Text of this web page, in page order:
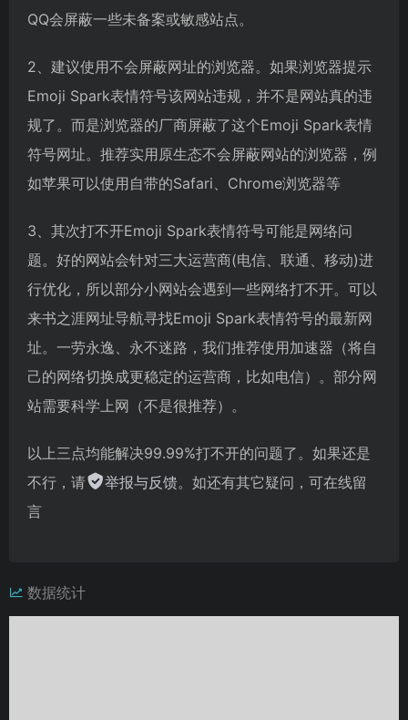
QQ会屏蔽一些未备案或敏感站点。
2、建议使用不会屏蔽网址的浏览器。如果浏览器提示
Emoji Spark表情符号该网站违规，并不是网站真的违
规了。而是浏览器的厂商屏蔽了这个Emoji Spark表情
符号网址。推荐实用原生态不会屏蔽网站的浏览器，例
如苹果可以使用自带的Safari、Chrome浏览器等
3、其次打不开Emoji Spark表情符号可能是网络问
题。好的网站会针对三大运营商(电信、联通、移动)进
行优化，所以部分小网站会遇到一些网络打不开。可以
来书之涯网址导航寻找Emoji Spark表情符号的最新网
址。一劳永逸、永不迷路，我们推荐使用加速器（将自
己的网络切换成更稳定的运营商，比如电信）。部分网
站需要科学上网（不是很推荐）。
以上三点均能解决99.99%打不开的问题了。如果还是
不行，请
举报与反馈。如还有其它疑问，可在线留
言
数据统计